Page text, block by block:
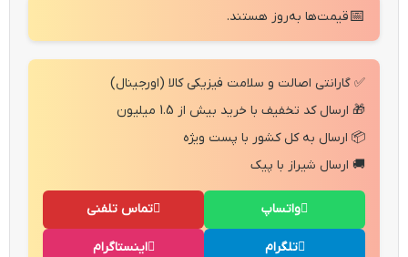
📅قیمت‌ها به‌روز هستند.
✅ گارانتی اصالت و سلامت فیزیکی کالا (اورجینال)
🎁 ارسال کد تخفیف با خرید بیش از 1.5 میلیون
📦 ارسال به کل کشور با پست ویژه
🚚 ارسال شیراز با پیک
تماس تلفنی واتساپ
اینستاگرام تلگرام